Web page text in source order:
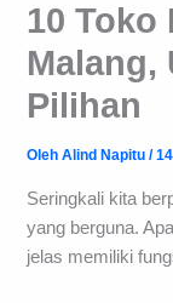
10
Malang,
Pilihan
OlehAlind Napitu/
Seringkali kita
yang berguna.
jelas memiliki